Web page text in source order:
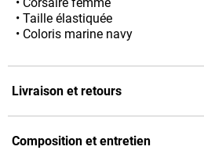
• Corsaire femme
• Taille élastiquée
• Coloris marine navy
Livraison et retours
Composition et entretien